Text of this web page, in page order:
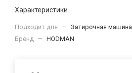
Характеристики
Подходит для — Затирочная машина
Бренд — HODMAN